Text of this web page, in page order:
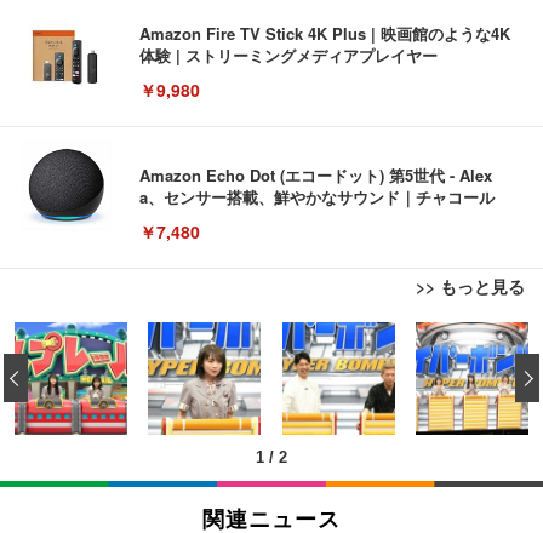
Amazon Fire TV Stick 4K Plus | 映画館のような4K
体験 | ストリーミングメディアプレイヤー
￥9,980
Amazon Echo Dot (エコードット) 第5世代 - Alex
a、センサー搭載、鮮やかなサウンド｜チャコール
￥7,480
>> もっと見る
[EdoErgo] オフィスチェア 椅子 テレワーク 疲れな
い 跳ね上げ式アームレスト コンパクト 約105度ロッ
キング pc 事務椅子 360度回転 座面昇降 強化ナイロ
ン樹脂ベース 通気性メッシュ 在宅ワーク H-WY01
(黒網+黒枠+黒足)
￥5,699
SIHOO B100 オフィスチェア／デスクチェア メッシ
ュチェア 人間工学 疲れない ブラック
EIZO ビジネス向けプレミアムモニター | FlexScan
EV3240X-WT | 31.5型4K UHD・USB Type-C・ホワ
イト
￥105,595
EIZO ビジネス向けプレミアムモニター | FlexScan
Amazonベーシック ペットシーツ 薄型 レギュラー 1
回使い捨て 無香料 ホワイト 300枚
￥3,373
Amazonベーシック ペットシーツ 厚型 ワイド 42枚
x2袋(84枚) ホワイト(吸収面:ライトブルー)
1 / 2
‹
関連ニュース